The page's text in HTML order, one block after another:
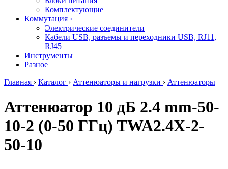
Комплектующие
Коммутация ›
Электрические соединители
Кабели USB, разъемы и переходники USB, RJ11,
RJ45
Инструменты
Разное
Главная › Каталог › Аттенюаторы и нагрузки › Аттенюаторы
Аттенюатор 10 дБ 2.4 mm-50-
10-2 (0-50 ГГц) TWA2.4X-2-
50-10